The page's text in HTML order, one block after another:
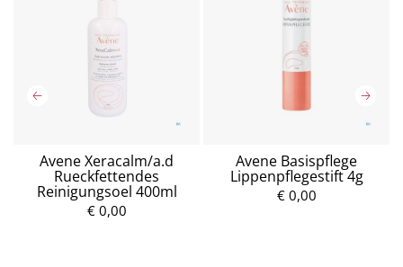
Avene Xeracalm/a.d
Rueckfettendes
Reinigungsoel 400ml
€ 0,00
Avene Basispflege
Lippenpflegestift 4g
€ 0,00